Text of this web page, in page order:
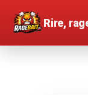
Rire,